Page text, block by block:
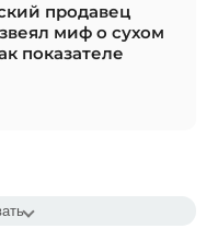
продавец
миф о сухом
показателе